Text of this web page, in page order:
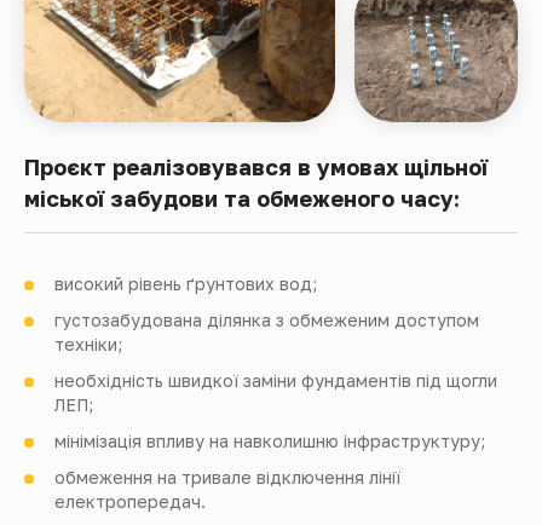
Проєкт реалізовувався в умовах щільної
міської забудови та обмеженого часу:
високий рівень ґрунтових вод;
густозабудована ділянка з обмеженим доступом
техніки;
необхідність швидкої заміни фундаментів під щогли
ЛЕП;
мінімізація впливу на навколишню інфраструктуру;
обмеження на тривале відключення лінії
електропередач.